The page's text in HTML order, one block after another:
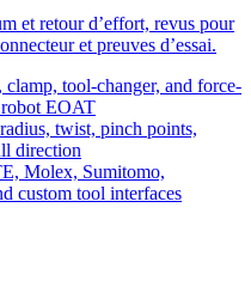
et retour d’effort, revus pour
et preuves d’essai.
tool-changer, and force-
robot EOAT
twist, pinch points,
direction
Molex, Sumitomo,
custom tool interfaces